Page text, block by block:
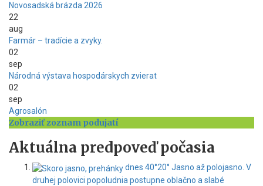
Novosadská brázda 2026
22
aug
Farmár – tradície a zvyky.
02
sep
Národná výstava hospodárskych zvierat
02
sep
Agrosalón
Zobraziť zoznam podujatí
Aktuálna predpoveď počasia
dnes 40°20° Jasno až polojasno. V
druhej polovici popoludnia postupne oblačno a slabé